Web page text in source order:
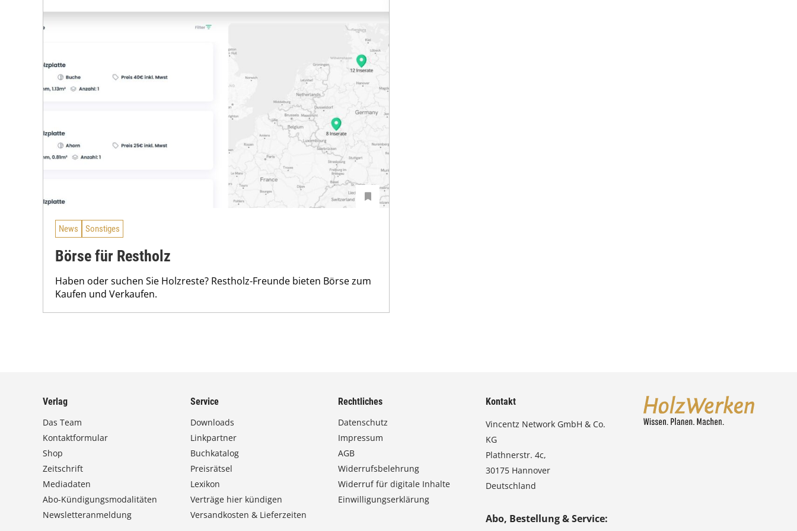
News Sonstiges
Börse für Restholz
Haben oder suchen Sie Holzreste? Restholz-Freunde bieten Börse zum
Kaufen und Verkaufen.
Verlag
Das Team
Kontaktformular
Shop
Zeitschrift
Mediadaten
Abo-Kündigungsmodalitäten
Newsletteranmeldung
Service
Downloads
Linkpartner
Buchkatalog
Preisrätsel
Lexikon
Verträge hier kündigen
Versandkosten & Lieferzeiten
Rechtliches
Datenschutz
Impressum
AGB
Widerrufsbelehrung
Widerruf für digitale Inhalte
Einwilligungserklärung
Kontakt
Vincentz Network GmbH & Co.
KG
Plathnerstr. 4c,
30175 Hannover
Deutschland
Abo, Bestellung & Service: